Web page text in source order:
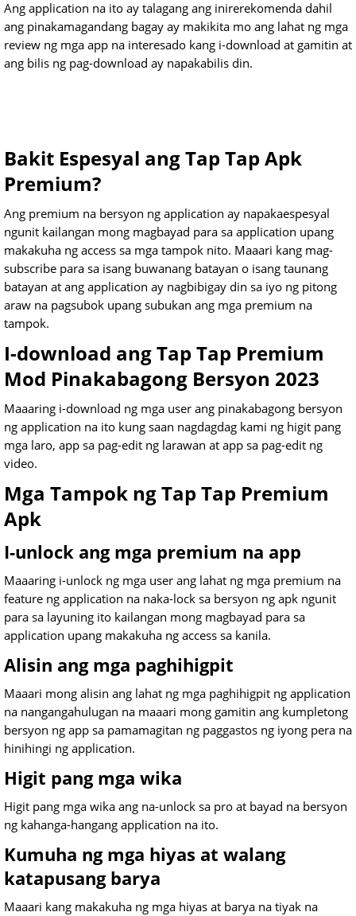
Ang application na ito ay talagang ang inirerekomenda dahil
ang pinakamagandang bagay ay makikita mo ang lahat ng mga
review ng mga app na interesado kang i-download at gamitin at
ang bilis ng pag-download ay napakabilis din.
Bakit Espesyal ang Tap Tap Apk
Premium?
Ang premium na bersyon ng application ay napakaespesyal
ngunit kailangan mong magbayad para sa application upang
makakuha ng access sa mga tampok nito. Maaari kang mag-
subscribe para sa isang buwanang batayan o isang taunang
batayan at ang application ay nagbibigay din sa iyo ng pitong
araw na pagsubok upang subukan ang mga premium na
tampok.
I-download ang Tap Tap Premium
Mod Pinakabagong Bersyon 2023
Maaaring i-download ng mga user ang pinakabagong bersyon
ng application na ito kung saan nagdagdag kami ng higit pang
mga laro, app sa pag-edit ng larawan at app sa pag-edit ng
video.
Mga Tampok ng Tap Tap Premium
Apk
I-unlock ang mga premium na app
Maaaring i-unlock ng mga user ang lahat ng mga premium na
feature ng application na naka-lock sa bersyon ng apk ngunit
para sa layuning ito kailangan mong magbayad para sa
application upang makakuha ng access sa kanila.
Alisin ang mga paghihigpit
Maaari mong alisin ang lahat ng mga paghihigpit ng application
na nangangahulugan na maaari mong gamitin ang kumpletong
bersyon ng app sa pamamagitan ng paggastos ng iyong pera na
hinihingi ng application.
Higit pang mga wika
Higit pang mga wika ang na-unlock sa pro at bayad na bersyon
ng kahanga-hangang application na ito.
Kumuha ng mga hiyas at walang
katapusang barya
Maaari kang makakuha ng mga hiyas at barya na tiyak na